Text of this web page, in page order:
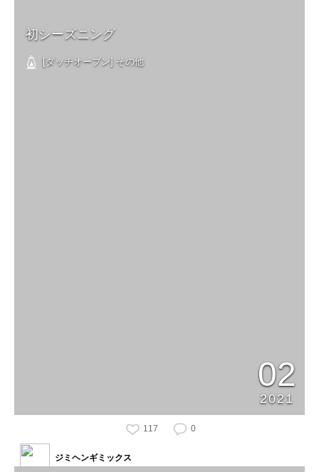
初シーズニング
[ダッチオーブン] その他
02
2021
117 0
ジミヘンギミックス